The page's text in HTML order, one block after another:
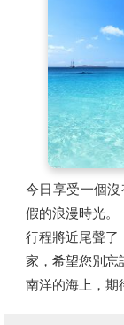
今日享受一個
假的浪漫時光。
行程將近尾聲了
家，希望您別忘
南洋的海上，期